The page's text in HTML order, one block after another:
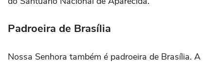
Padroeira de Brasília
Nossa Senhora também é padroeira de Brasília. A